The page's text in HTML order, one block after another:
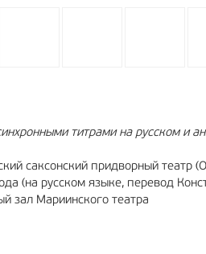
титрами на русском и
саксонский придворный театр
(на русском языке, перевод
зал Мариинского театра